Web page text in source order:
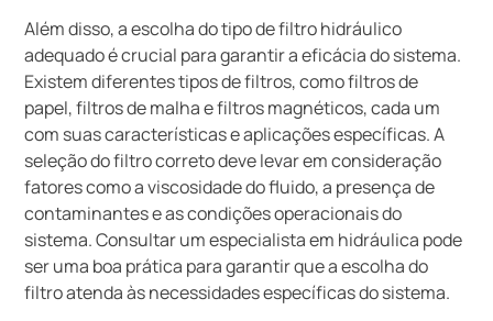
Além disso, a escolha do tipo de filtro hidráulico
adequado é crucial para garantir a eficácia do sistema.
Existem diferentes tipos de filtros, como filtros de
papel, filtros de malha e filtros magnéticos, cada um
com suas características e aplicações específicas. A
seleção do filtro correto deve levar em consideração
fatores como a viscosidade do fluido, a presença de
contaminantes e as condições operacionais do
sistema. Consultar um especialista em hidráulica pode
ser uma boa prática para garantir que a escolha do
filtro atenda às necessidades específicas do sistema.